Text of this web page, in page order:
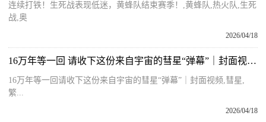
连续打铁！生死战表现低迷，黄蜂队结束赛季！,黄蜂队,热火队,生死
战,奥
2026/04/18
16万年等一回 请收下这份来自宇宙的彗星“弹幕”｜封面视频 每日速看
16万年等一回请收下这份来自宇宙的彗星“弹幕”｜封面视频,彗星,
繁...
2026/04/18